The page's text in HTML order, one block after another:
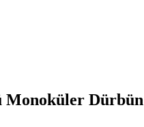
Monoküler Dürbün